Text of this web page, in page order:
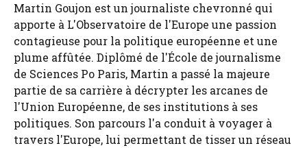
Martin Goujon est un journaliste chevronné qui
apporte à L'Observatoire de l'Europe une passion
contagieuse pour la politique européenne et une
plume affûtée. Diplômé de l'École de journalisme
de Sciences Po Paris, Martin a passé la majeure
partie de sa carrière à décrypter les arcanes de
l'Union Européenne, de ses institutions à ses
politiques. Son parcours l'a conduit à voyager à
travers l'Europe, lui permettant de tisser un réseau